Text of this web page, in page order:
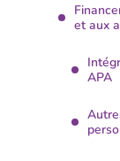
et aux
APA